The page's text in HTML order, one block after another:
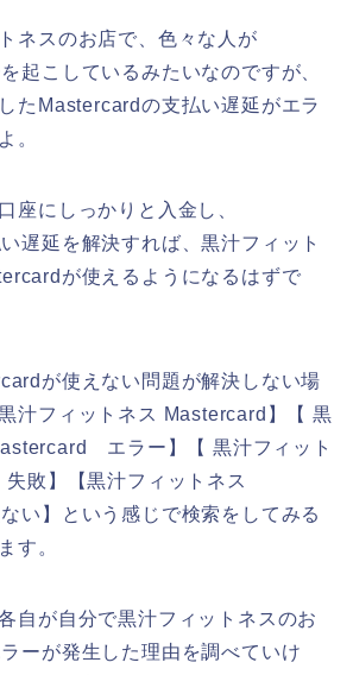
ネスのお店で、色々な人が
起こしているみたいなのですが、
たMastercardの支払い遅延がエラ
。
座にしっかりと入金し、
遅延を解決すれば、黒汁フィット
が使えるようになるはずで
が使えない問題が解決しない場
汁フィットネス Mastercard】【 黒
エラー】【 黒汁フィット
敗】【黒汁フィットネス
い】という感じで検索をしてみる
す。
自が自分で黒汁フィットネスのお
ーが発生した理由を調べていけ